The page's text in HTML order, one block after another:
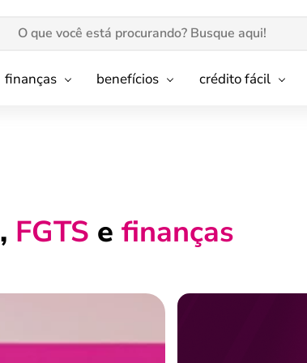
finanças benefícios crédito fácil
, FGTS e finanças